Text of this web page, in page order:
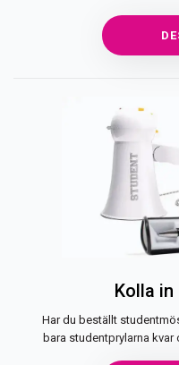
Kolla
Har du beställt
bara studentprylarna